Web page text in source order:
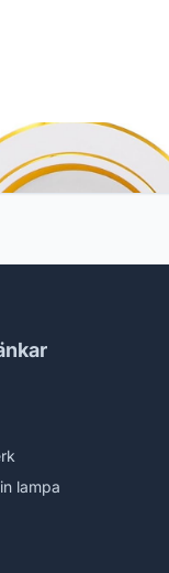
Fengyan
1PC LED
AC 220V
lampa